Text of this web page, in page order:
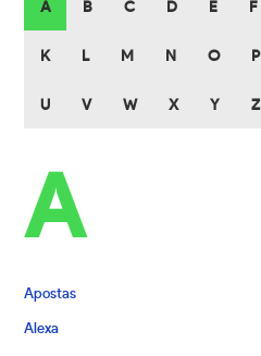
A B C D E F
K L M N O P
U V W X Y Z
A
Apostas
Alexa